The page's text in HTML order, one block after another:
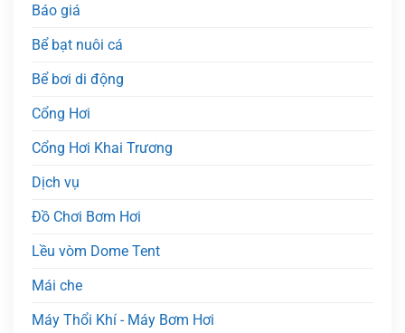
Báo giá
Bể bạt nuôi cá
Bể bơi di động
Cổng Hơi
Cổng Hơi Khai Trương
Dịch vụ
Đồ Chơi Bơm Hơi
Lều vòm Dome Tent
Mái che
Máy Thổi Khí - Máy Bơm Hơi